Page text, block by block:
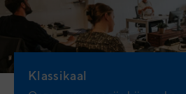
Klassikaal